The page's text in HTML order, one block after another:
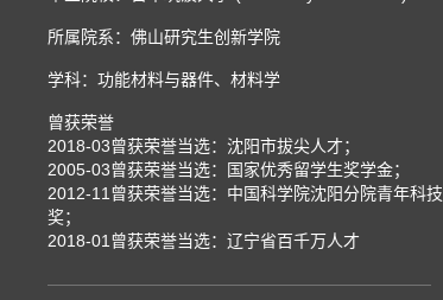
所属院系：佛山研究生创新学院
学科：功能材料与器件、材料学
曾获荣誉
2018-03曾获荣誉当选：沈阳市拔尖人才；
2005-03曾获荣誉当选：国家优秀留学生奖学金；
2012-11曾获荣誉当选：中国科学院沈阳分院青年科技
奖；
2018-01曾获荣誉当选：辽宁省百千万人才